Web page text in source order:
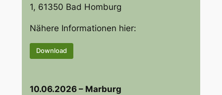
1, 61350 Bad Homburg
Nähere Informationen hier:
Download
10.06.2026 – Marburg